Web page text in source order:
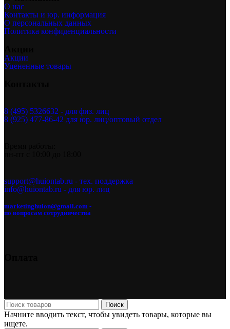
О нас
Контакты и юр. информация
О персональных данных
Политика конфиденциальности
Акции
Уцененные товары
8 (495) 5326632 - для физ. лиц
8 (925) 477-86-42 для юр. лиц/оптовый отдел
support@huiontab.ru - тех. поддержка
info@huiontab.ru - для юр. лиц
marketinghuion@gmail.com -
по вопросам сотрудничества
Поиск
Начните вводить текст, чтобы увидеть товары, которые вы
ищете.